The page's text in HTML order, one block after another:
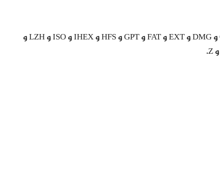
التنسيقات المدعومة: – 7z و XZ و BZIP2 و GZIP و TAR و ZIP و WIM. التفريغ فقط – AR و ARJ و CAB و CHM و CPIO و CramFS و DMG و EXT و FAT و GPT و HFS و IHEX و ISO و LZH و